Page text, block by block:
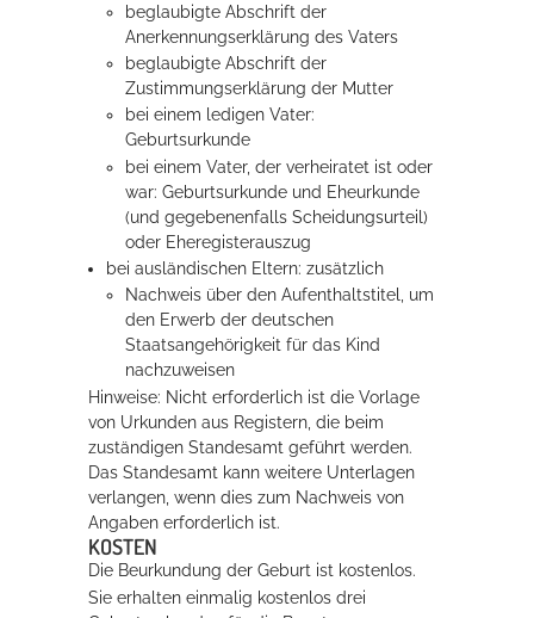
beglaubigte Abschrift der
Anerkennungserklärung des Vaters
beglaubigte Abschrift der
Zustimmungserklärung der Mutter
bei einem ledigen Vater:
Geburtsurkunde
bei einem Vater, der verheiratet ist oder
war: Geburtsurkunde und Eheurkunde
(und gegebenenfalls Scheidungsurteil)
oder Eheregisterauszug
bei ausländischen Eltern: zusätzlich
Nachweis über den Aufenthaltstitel, um
den Erwerb der deutschen
Staatsangehörigkeit für das Kind
nachzuweisen
Hinweise: Nicht erforderlich ist die Vorlage
von Urkunden aus Registern, die beim
zuständigen Standesamt geführt werden.
Das Standesamt kann weitere Unterlagen
verlangen, wenn dies zum Nachweis von
Angaben erforderlich ist.
KOSTEN
Die Beurkundung der Geburt ist kostenlos.
Sie erhalten einmalig kostenlos drei